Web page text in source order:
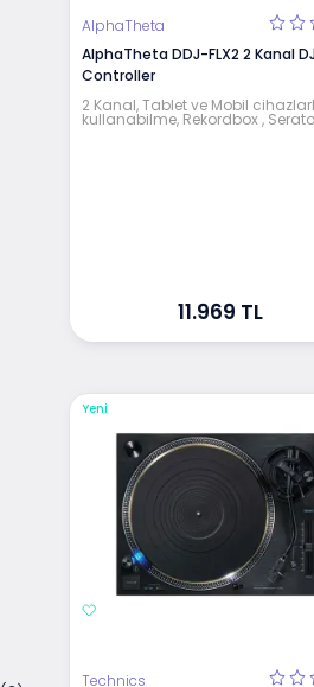
AlphaTheta
AlphaTheta DDJ-FLX2 2 Kanal
Controller
2 Kanal, Tablet ve Mobil
kullanabilme, Rekordbox ,
11.969 TL
Yeni
Technics